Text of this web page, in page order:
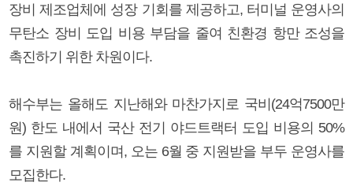
장비 제조업체에 성장 기회를 제공하고, 터미널 운영사의
무탄소 장비 도입 비용 부담을 줄여 친환경 항만 조성을
촉진하기 위한 차원이다.
해수부는 올해도 지난해와 마찬가지로 국비(24억7500만
원) 한도 내에서 국산 전기 야드트랙터 도입 비용의 50%
를 지원할 계획이며, 오는 6월 중 지원받을 부두 운영사를
모집한다.